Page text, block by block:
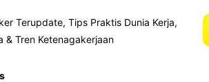
Terupdate, Tips Praktis Dunia Kerja,
& Tren Ketenagakerjaan